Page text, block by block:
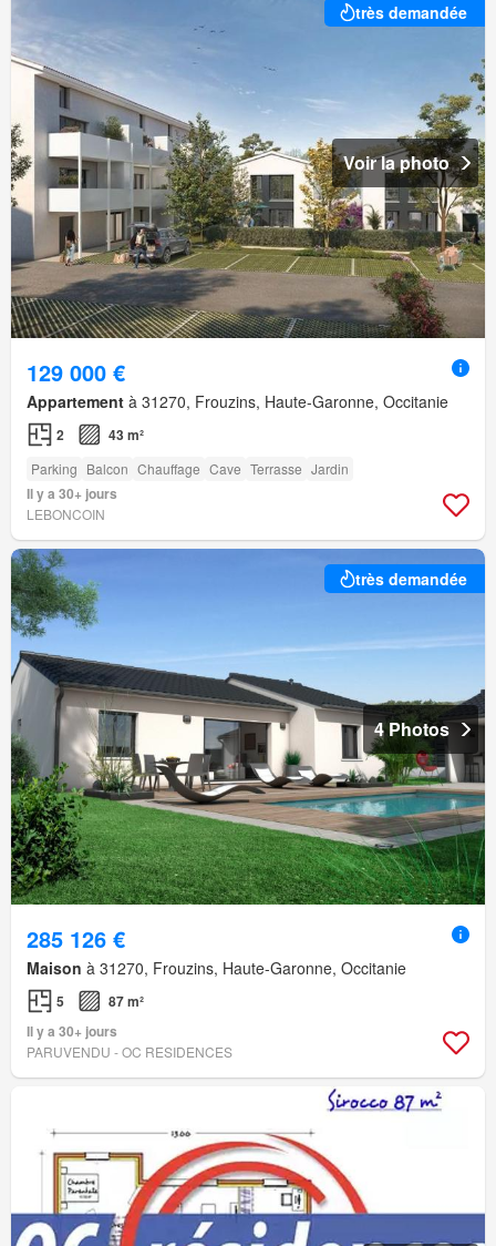
très demandée
Voir la photo
129 000 €
Appartement à 31270, Frouzins, Haute-Garonne, Occitanie
2 43 m²
Parking Balcon Chauffage Cave Terrasse Jardin
Il y a 30+ jours
LEBONCOIN
très demandée
4 Photos
285 126 €
Maison à 31270, Frouzins, Haute-Garonne, Occitanie
5
87 m²
Il y a 30+ jours
PARUVENDU - OC RESIDENCES